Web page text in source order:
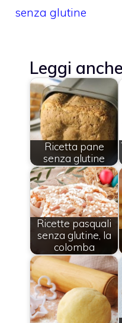
senza glutine
Leggi
Ricetta pane
senza glutine
Ricette pasquali
senza glutine, la
colomba